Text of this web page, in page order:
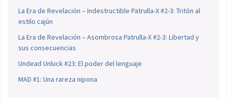
La Era de Revelación – Indestructible Patrulla-X #2-3: Tritón al
estilo cajún
La Era de Revelación – Asombrosa Patrulla-X #2-3: Libertad y
sus consecuencias
Undead Unluck #23: El poder del lenguaje
MAD #1: Una rareza nipona